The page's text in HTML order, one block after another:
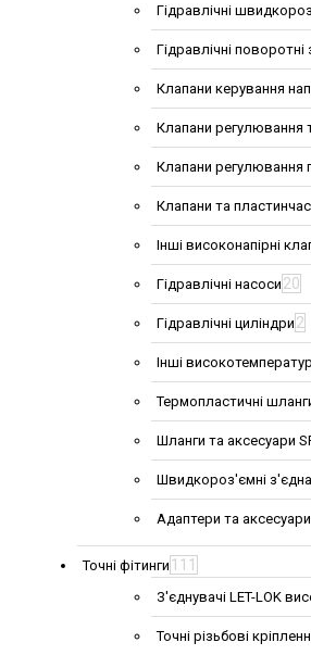
Гідравлічні
Гідравлічні поворотні
Клапани керування
Клапани регулювання
Клапани регулювання
Клапани та
Інші високонапірні
Гідравлічні насоси 20
Гідравлічні циліндри 2
Інші
Термопластичні
Шланги та аксесуари
Швидкороз'ємні
Адаптери та
Точні фітинги 111
З'єднувачі LET-LOK
Точні різьбові